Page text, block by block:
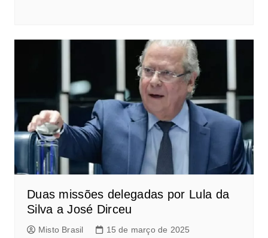
Duas missões delegadas por Lula da
Silva a José Dirceu
Misto Brasil 15 de março de 2025